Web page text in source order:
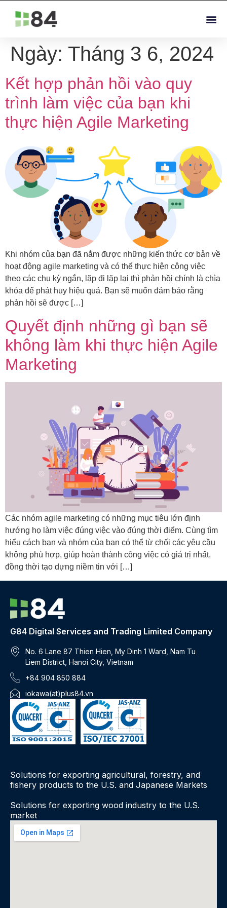
Ngày: Tháng 3 6, 2024
Kết hợp phản hồi vào quy
trình làm việc của bạn khi
thực hiện Agile Marketing
Khi nhóm của bạn đã nắm được những kiến thức cơ bản về
hoạt động agile marketing và có thể thực hiện công việc
theo các chu kỳ ngắn, lặp đi lặp lại thì phản hồi chính là chìa
khóa để phát huy hiệu quả. Bạn sẽ muốn đảm bảo rằng
phản hồi sẽ được […]
Quyết định những gì bạn sẽ
không làm khi thực hiện Agile
Marketing
Các nhóm agile marketing có những mục tiêu lớn định
hướng họ làm việc đúng việc vào đúng thời điểm. Cùng tìm
hiểu cách bạn và nhóm của bạn có thể từ chối các yêu cầu
không phù hợp, giúp hoàn thành công việc có giá trị nhất,
đồng thời tạo dựng niềm tin với […]
G84 Digital Services and Trading Limited Company
No. 6 Lane 87 Thien Hien, My Dinh 1 Ward, Nam Tu
Liem District, Hanoi City, Vietnam
+84 904 850 884
iokawa(at)plus84.vn
Solutions for exporting agricultural, forestry, and
fishery products to the U.S. and Japanese Markets
Solutions for exporting wood industry to the U.S.
market